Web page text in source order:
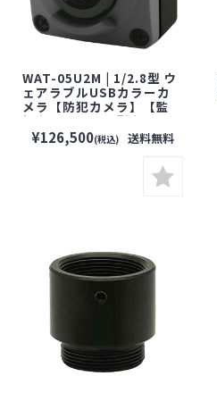
WAT-05U2M | 1/2.8型 ウ
ェアラブルUSBカラーカ
メラ【防犯カメラ】【監
視カメラ】【小型カメ
ラ】【セキュリティーカメ
ラ】【WATEC】【ワテッ
¥126,500(税込) 送料無料